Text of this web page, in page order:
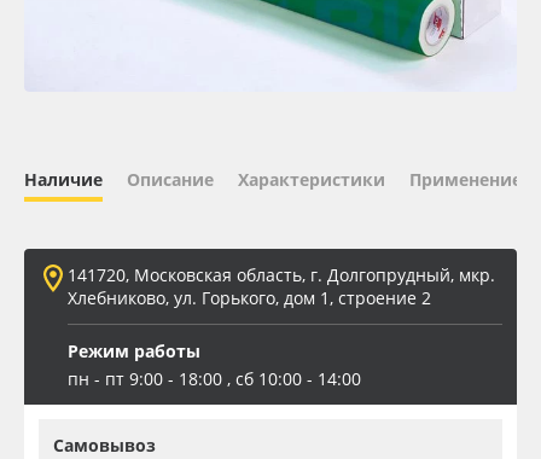
ПЭТ бэклит
Вспененный ПВХ
Наличие Описание Характеристики Применение
141720, Московская область, г. Долгопрудный, мкр.
Хлебниково, ул. Горького, дом 1, строение 2
Режим работы
пн - пт 9:00 - 18:00 , сб 10:00 - 14:00
Самовывоз